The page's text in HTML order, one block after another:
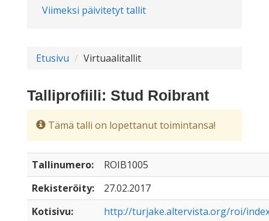
Viimeksi päivitetyt tallit
Etusivu Virtuaalitallit
Talliprofiili: Stud Roibrant
Tämä talli on lopettanut toimintansa!
Tallinumero:
ROIB1005
Rekisteröity:
27.02.2017
Kotisivu:
http://turjake.altervista.org/roi/